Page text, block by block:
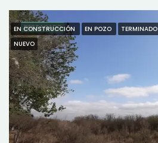
DESTACADO
EN CONSTRUCCIÓN EN POZO TERMINADO
NUEVO